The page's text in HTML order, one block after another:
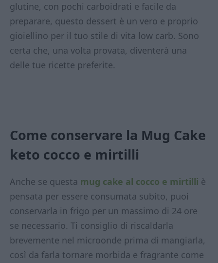
glutine, con pochi carboidrati e facile da
preparare, questo dessert è un vero e proprio
gioiellino per il tuo stile di vita low carb. Sono
certa che, una volta provata, diventerà una
delle tue ricette preferite.
Come conservare la Mug Cake
keto cocco e mirtilli
Anche se questa mug cake al cocco e mirtilli è
pensata per essere consumata subito, puoi
conservarla in frigo per un massimo di 24 ore
se necessario. Ti consiglio di riscaldarla
brevemente nel microonde prima di mangiarla,
così da farla tornare morbida e fragrante come